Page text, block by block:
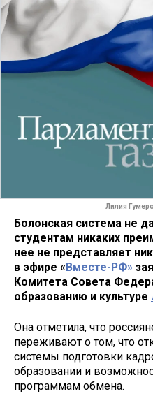
Лилия
Болонская система не
студентам никаких
нее не представляет
в эфире «Вместе-РФ»
Комитета Совета
образованию и культуре
Она отметила, что
переживают о том, что
системы подготовки
образовании и
программам обмена.